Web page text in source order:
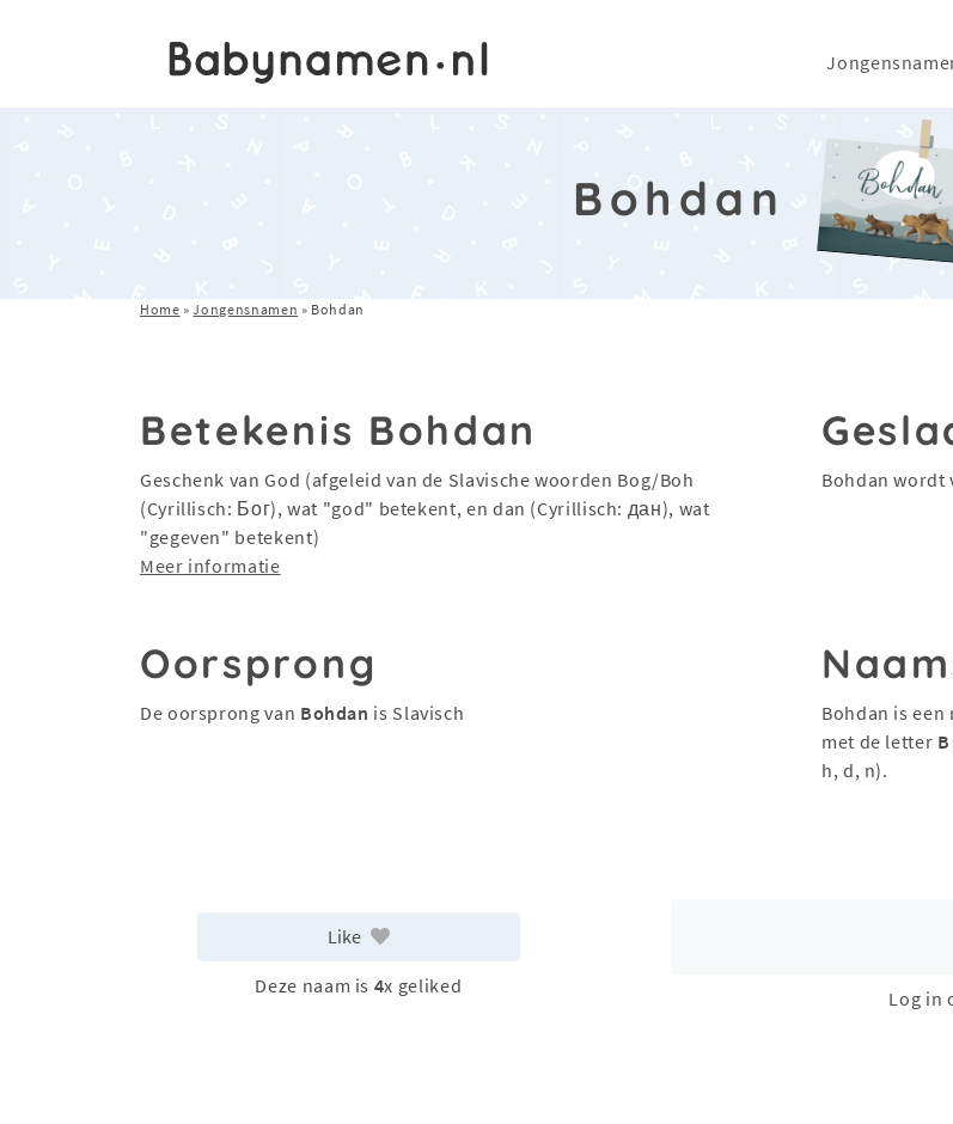
Bohdan
Home »Jongensnamen » Bohdan
Betekenis Bohdan
Geschenk van God (afgeleid van de Slavische woorden Bog/Boh
(Cyrillisch: Бог), wat "god" betekent, en dan (Cyrillisch: дан), wat
"gegeven" betekent)
Meer informatie
Bohdan wordt
Oorsprong
De oorsprong van Bohdan is Slavisch Bohdan is
met de letter B
h, d, n).
Like
Deze naam is 4x geliked
Log in